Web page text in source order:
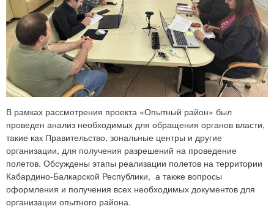
В рамках рассмотрения проекта «Опытный район» был
проведен анализ необходимых для обращения органов власти,
такие как Правительство, зональные центры и другие
организации, для получения разрешений на проведение
полетов. Обсуждены этапы реализации полетов на территории
Кабардино-Балкарской Республики, а также вопросы
оформления и получения всех необходимых документов для
организации опытного района.